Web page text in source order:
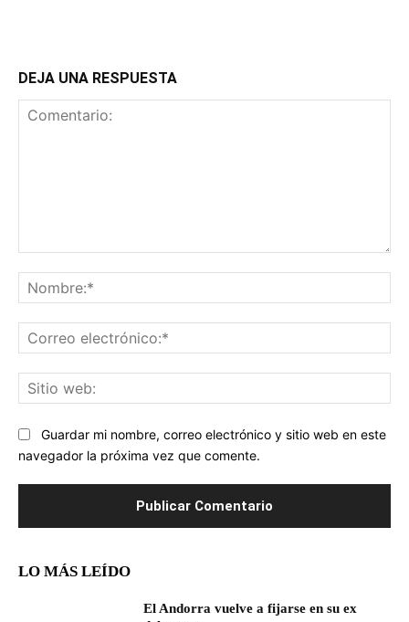
DEJA UNA RESPUESTA
Guardar mi nombre, correo electrónico y sitio web en este
navegador la próxima vez que comente.
LO MÁS LEÍDO
El Andorra vuelve a fijarse en su ex